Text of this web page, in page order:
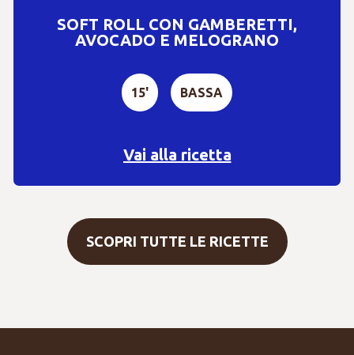
SOFT ROLL CON GAMBERETTI,
AVOCADO E MELOGRANO
15' BASSA
Vai alla ricetta
SCOPRI TUTTE LE RICETTE